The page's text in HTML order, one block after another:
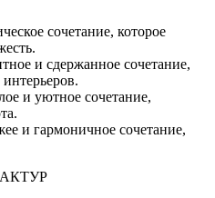
сочетание, которое
и сдержанное сочетание,
и уютное сочетание,
и гармоничное сочетание,